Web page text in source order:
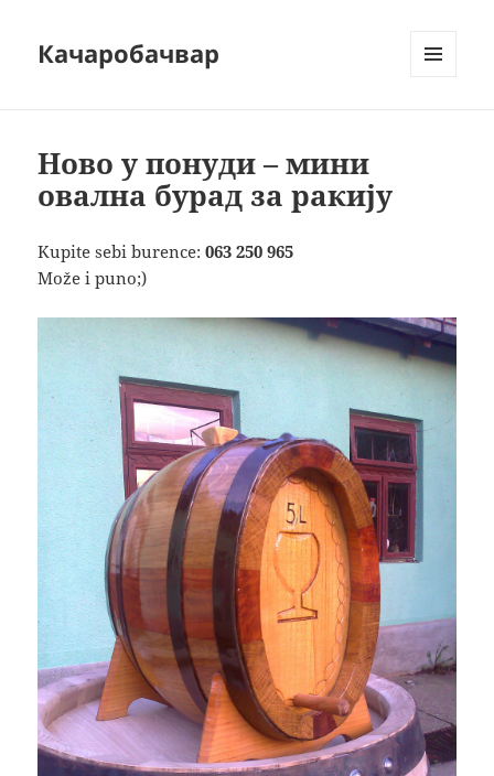
Качаробачвар
Ново у понуди – мини
овална бурад за ракију
Kupite sebi burence:063 250 965
Мože i puno;)